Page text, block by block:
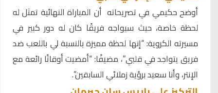
أوضح حكيمي في تصريحاته أن المباراة النهائية تمثل له
لحظة خاصة، حيث سيواجه فريقًا كان له دور كبير في
مسيرته الكروية: “إنها لحظة مميزة بالنسبة لي باللعب ضد
فريق يتواجد في قلبي”، مضيفًا: “أمضيت أوقاتًا رائعة مع
الإنتر، وأنا سعيد برؤية زملائي السابقين”.